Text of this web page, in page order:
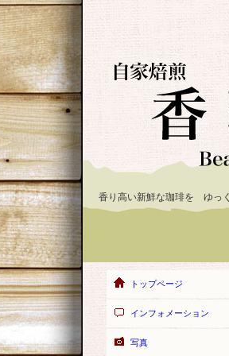
香り高い新鮮な珈琲を ゆっ
トップページ
インフォメーション
写真